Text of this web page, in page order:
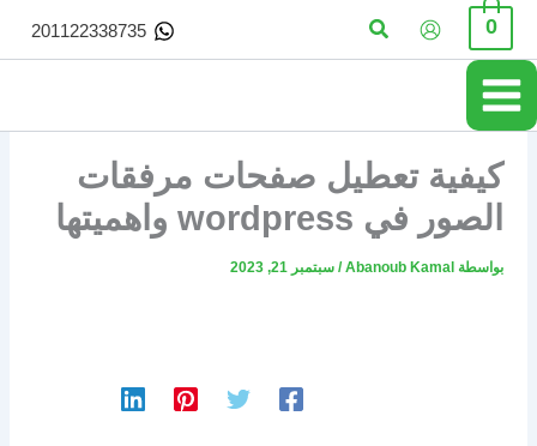
تخطي
المحتوى
0 البحث 201122338735
كيفية تعطيل صفحات مرفقات
الصور في wordpress واهميتها
بواسطة Abanoub Kamal
/ سبتمبر 21, 2023